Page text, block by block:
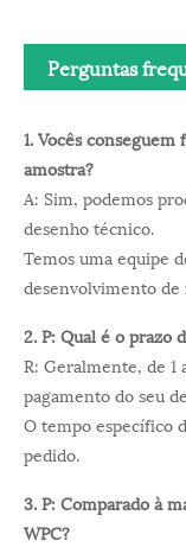
Perguntas
1. Vocês
amostra?
A: Sim, podemos
desenho técnico.
Temos uma equipe
desenvolvimento de
2. P: Qual é o prazo
R: Geralmente, de 1
pagamento do seu
O tempo específico
pedido.
3. P: Comparado à
WPC?